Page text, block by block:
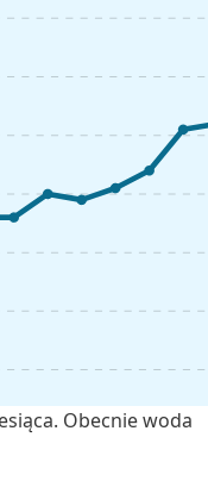
Obecnie woda